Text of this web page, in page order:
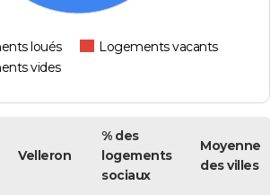
loués
Logements vacants
vides
Velleron
% des
logements
sociaux
Moyenne
des villes